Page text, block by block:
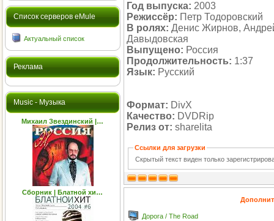
Cписок серверов eMule
Актуальный список
Реклама
Music - Музыка
Михаил Звездинский |…
Сборник | Блатной хи…
Год выпуска: 2003
Режиссёр: Петр Тодоровский
В ролях: Денис Жирнов,
Давыдовская
Выпущено: Россия
Продолжительность: 1:37
Язык: Русский
Формат: DivX
Качество: DVDRip
Релиз от: sharelita
Ссылки для загрузки
Скрытый текст виден только
Дорога / The Road